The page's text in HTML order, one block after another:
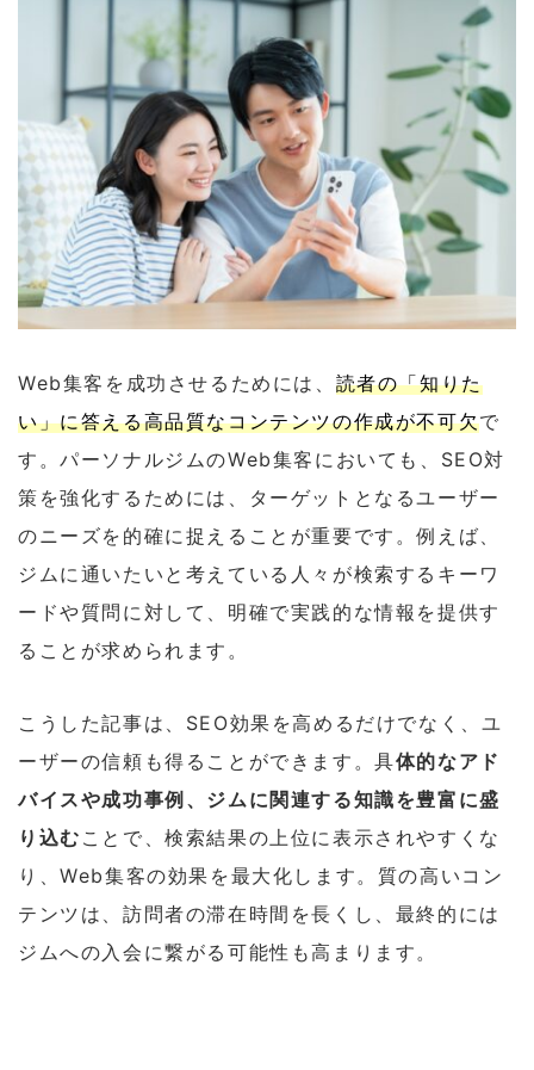
Web集客を成功させるためには、 読者の「知りた
い」に答える高品質なコンテンツの作成が不可欠で
す。パーソナルジムのWeb集客においても、SEO対
策を強化するためには、ターゲットとなるユーザー
のニーズを的確に捉えることが重要です。例えば、
ジムに通いたいと考えている人々が検索するキーワ
ードや質問に対して、明確で実践的な情報を提供す
ることが求められます。
こうした記事は、SEO効果を高めるだけでなく、ユ
ーザーの信頼も得ることができます。具体的なアド
バイスや成功事例、ジムに関連する知識を豊富に盛
り込む ことで、検索結果の上位に表示されやすくな
り、Web集客の効果を最大化します。質の高いコン
テンツは、訪問者の滞在時間を長くし、最終的には
ジムへの入会に繋がる可能性も高まります。